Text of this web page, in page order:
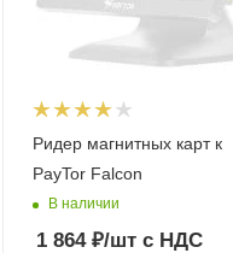
Ридер магнитных карт к
PayTor Falcon
В наличии
1 864₽/штс НДС